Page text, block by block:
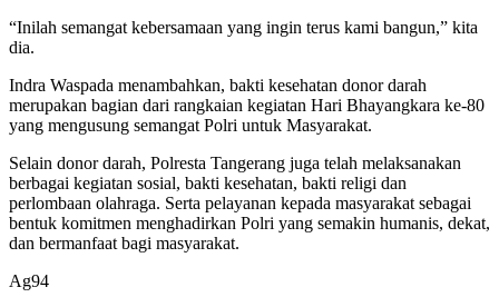
“Inilah semangat kebersamaan yang ingin terus kami bangun,” kita
dia.
Indra Waspada menambahkan, bakti kesehatan donor darah
merupakan bagian dari rangkaian kegiatan Hari Bhayangkara ke-80
yang mengusung semangat Polri untuk Masyarakat.
Selain donor darah, Polresta Tangerang juga telah melaksanakan
berbagai kegiatan sosial, bakti kesehatan, bakti religi dan
perlombaan olahraga. Serta pelayanan kepada masyarakat sebagai
bentuk komitmen menghadirkan Polri yang semakin humanis, dekat,
dan bermanfaat bagi masyarakat.
Ag94